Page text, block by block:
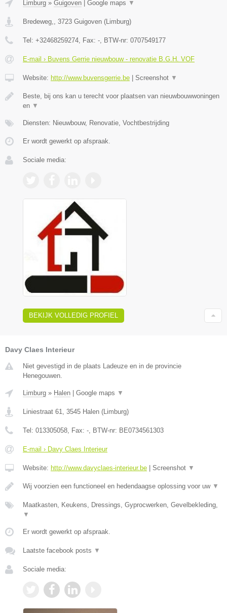
Limburg » Guigoven Google maps ▼
Bredeweg,, 3723 Guigoven (Limburg)
Tel: +32468259274, Fax: -, BTW-nr: 0707549177
E-mail › Buvens Gerrie nieuwbouw - renovatie B.G.H. VOF
Website: http://www.buvensgerrie.be Screenshot ▼
Beste, bij ons kan u terecht voor plaatsen van nieuwbouwwoningen
en ▼
Diensten: Nieuwbouw, Renovatie, Vochtbestrijding
Er wordt gewerkt op afspraak.
Sociale media:
BEKIJK VOLLEDIG PROFIEL
Davy Claes Interieur
Niet gevestigd in de plaats Ladeuze en in de provincie
Henegouwen.
Limburg » Halen Google maps ▼
Liniestraat 61, 3545 Halen (Limburg)
Tel: 013305058, Fax: -, BTW-nr: BE0734561303
E-mail › Davy Claes Interieur
Website: http://www.davyclaes-interieur.be Screenshot ▼
Wij voorzien een functioneel en hedendaagse oplossing voor uw ▼
Maatkasten, Keukens, Dressings, Gyprocwerken, Gevelbekleding,
▼
Er wordt gewerkt op afspraak.
Laatste facebook posts ▼
Sociale media: